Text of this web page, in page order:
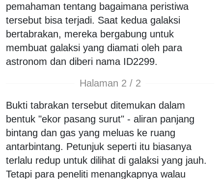
pemahaman tentang bagaimana peristiwa
tersebut bisa terjadi. Saat kedua galaksi
bertabrakan, mereka bergabung untuk
membuat galaksi yang diamati oleh para
astronom dan diberi nama ID2299.
Halaman 2 / 2
Bukti tabrakan tersebut ditemukan dalam
bentuk "ekor pasang surut" - aliran panjang
bintang dan gas yang meluas ke ruang
antarbintang. Petunjuk seperti itu biasanya
terlalu redup untuk dilihat di galaksi yang jauh.
Tetapi para peneliti menangkapnya walau